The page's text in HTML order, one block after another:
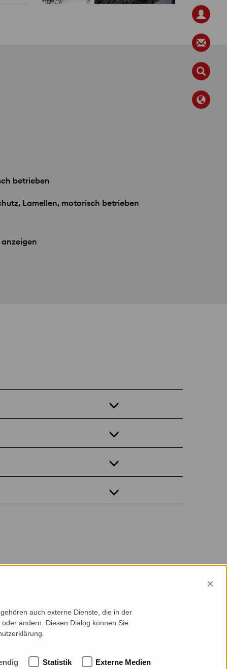
betrieben
Lamellen, motorisch betrieben
×
auch externe Dienste, die in der
ändern. Diesen Dialog können Sie
Statistik Externe Medien